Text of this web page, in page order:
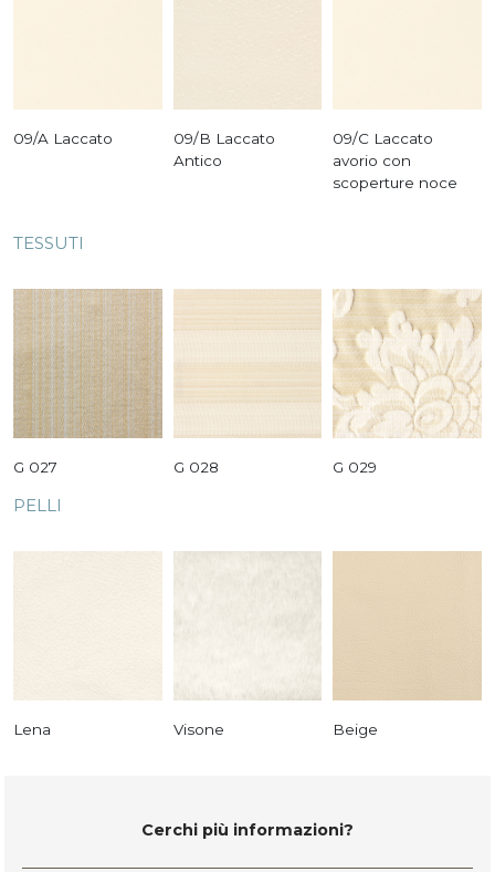
09/A Laccato
09/B Laccato
Antico
09/C Laccato
avorio con
scoperture noce
TESSUTI
G 027 G 028 G 029
PELLI
Lena Visone Beige
Cerchi più informazioni?